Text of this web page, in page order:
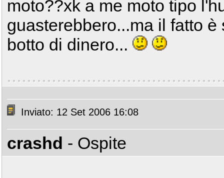
moto??xk a me moto tipo
guasterebbero...ma il fatto
botto di dinero...
Inviato: 12 Set 2006 16:08
crashd - Ospite